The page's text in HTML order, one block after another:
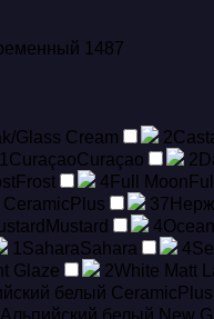
1487
Glass Cream 2
1 CuraçaoCuraçao 2
Frost 4 Full Moon
37
Mustard 4Ocean
1 SaharaSahara 4
Glaze 2White Matt
белый CeramicPlus
Альпийский белый New